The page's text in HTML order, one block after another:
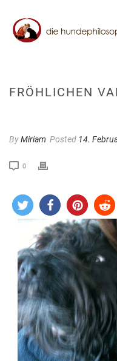
FRÖHLICHEN
ByMiriam Posted 14.
0